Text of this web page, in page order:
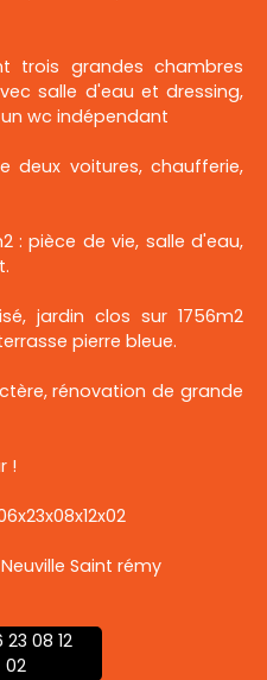
trois grandes chambres
salle d'eau et dressing,
wc indépendant
deux voitures, chaufferie,
: pièce de vie, salle d'eau,
jardin clos sur 1756m2
pierre bleue.
rénovation de grande
!
Saint rémy
23 08 12
02